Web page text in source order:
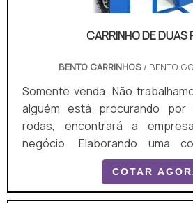
CARRINHO DE DUAS
BENTO CARRINHOS / BENTO
Somente venda. Não
alguém está procurando por
rodas, encontrará a
negócio. Elaborando uma
Soluções Industriais e achando
do mercado.É importante
deve sempre ser
COTAR